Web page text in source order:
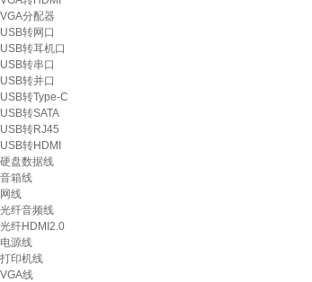
VGA分配器
USB转网口
USB转耳机口
USB转串口
USB转并口
USB转Type-C
USB转SATA
USB转RJ45
USB转HDMI
硬盘数据线
音箱线
网线
光纤音频线
光纤HDMI2.0
电源线
打印机线
VGA线